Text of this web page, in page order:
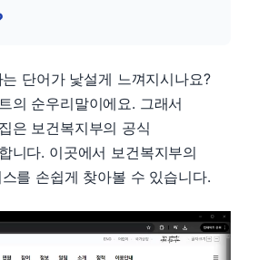
는 단어가 낯설게 느껴지시나요?
의 순우리말이에요. 그래서
은 보건복지부의 공식
니다. 이곳에서 보건복지부의
를 손쉽게 찾아볼 수 있습니다.